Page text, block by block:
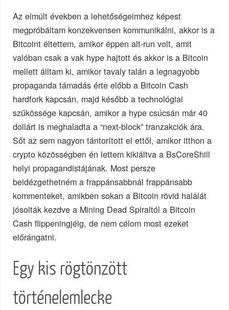
Az elmúlt években a lehetőségeimhez képest
megpróbáltam konzekvensen kommunikálni, akkor is a
Bitcoint éltettem, amikor éppen alt-run volt, amit
valóban csak a vak hype hajtott és akkor is a Bitcoin
mellett álltam ki, amikor tavaly talán a legnagyobb
propaganda támadás érte előbb a Bitcoin Cash
hardfork kapcsán, majd később a technológiai
szűkössége kapcsán, amikor a hype csúcsán már 40
dollárt is meghaladta a “next-block” tranzakciók ára.
Sőt az sem nagyon tántorított el ettől, amikor itthon a
crypto közösségben én lettem kikiáltva a BsCoreShill
helyi propagandistájának. Most persze
beidézgethetném a frappánsabbnál frappánsabb
kommenteket, amikben sokan a Bitcoin rövid halálát
jósolták kezdve a Mining Dead Spiraltól a Bitcoin
Cash flippeningjéig, de nem célom most ezeket
előrángatni.
Egy kis rögtönzött
történelemlecke